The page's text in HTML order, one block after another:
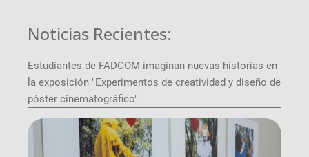
Noticias Recientes:
Estudiantes de FADCOM imaginan nuevas historias en
la exposición "Experimentos de creatividad y diseño de
póster cinematográfico"